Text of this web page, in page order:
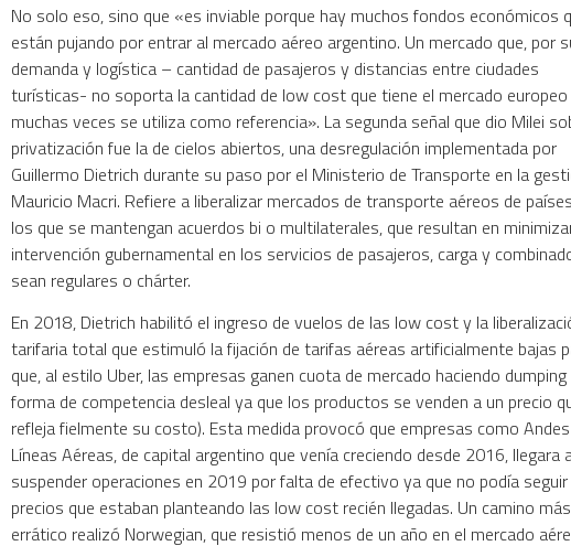
No solo eso, sino que «es inviable porque hay muchos fondos económicos
están pujando por entrar al mercado aéreo argentino. Un mercado que, por
demanda y logística – cantidad de pasajeros y distancias entre ciudades
turísticas- no soporta la cantidad de low cost que tiene el mercado europeo
muchas veces se utiliza como referencia». La segunda señal que dio Milei
privatización fue la de cielos abiertos, una desregulación implementada por
Guillermo Dietrich durante su paso por el Ministerio de Transporte en la
Mauricio Macri. Refiere a liberalizar mercados de transporte aéreos de
los que se mantengan acuerdos bi o multilaterales, que resultan en
intervención gubernamental en los servicios de pasajeros, carga y
sean regulares o chárter.
En 2018, Dietrich habilitó el ingreso de vuelos de las low cost y la
tarifaria total que estimuló la fijación de tarifas aéreas artificialmente bajas
que, al estilo Uber, las empresas ganen cuota de mercado haciendo dumping
forma de competencia desleal ya que los productos se venden a un precio
refleja fielmente su costo). Esta medida provocó que empresas como Andes
Líneas Aéreas, de capital argentino que venía creciendo desde 2016, llegara
suspender operaciones en 2019 por falta de efectivo ya que no podía
precios que estaban planteando las low cost recién llegadas. Un camino más
errático realizó Norwegian, que resistió menos de un año en el mercado